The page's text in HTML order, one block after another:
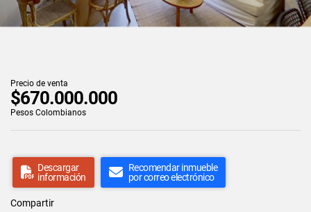
Precio de venta
$670.000.000
Pesos Colombianos
Descargar
información
Recomendar inmueble
por correo electrónico
Compartir